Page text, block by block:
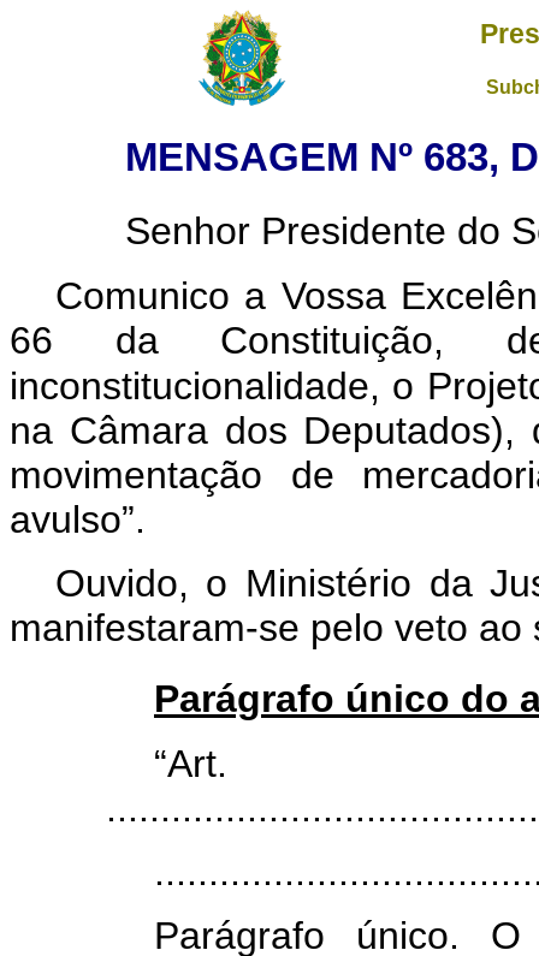
MENSAGEM Nº 683,
Senhor Presidente do
Comunico a Vossa
66 da Constituição,
inconstitucionalidade, o
na Câmara dos Deputados),
movimentação de
avulso”.
Ouvido, o Ministério da
manifestaram-se pelo veto
Parágrafo único do
Parágrafo único.